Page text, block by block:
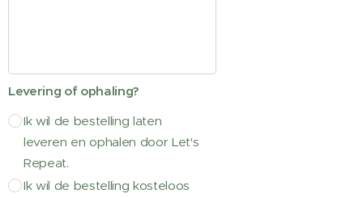
Levering of ophaling?
Ik wil de bestelling laten
leveren en ophalen door Let's
Repeat.
Ik wil de bestelling kosteloos